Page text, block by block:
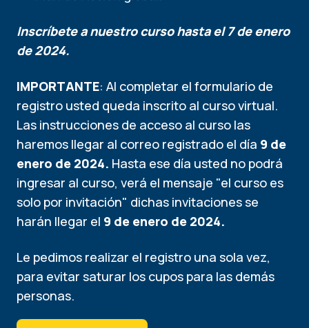
Inscríbete a nuestro curso hasta el 7 de enero
de 2024.
IMPORTANTE: Al completar el formulario de
registro usted queda inscrito al curso virtual.
Las instrucciones de acceso al curso las
haremos llegar al correo registrado el día 9 de
enero de 2024. Hasta ese día usted no podrá
ingresar al curso, verá el mensaje "el curso es
solo por invitación" dichas invitaciones se
harán llegar el 9 de enero de 2024.
Le pedimos realizar el registro una sola vez,
para evitar saturar los cupos para las demás
personas.